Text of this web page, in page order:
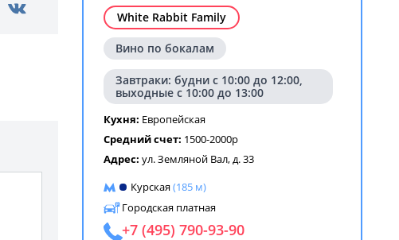
White Rabbit Family
Вино по бокалам
Завтраки: будни с 10:00 до 12:00,
выходные с 10:00 до 13:00
Кухня: Европейская
Средний счет: 1500-2000р
Адрес: ул. Земляной Вал, д. 33
Курская(185 м)
Городская платная
+7 (495) 790-93-90